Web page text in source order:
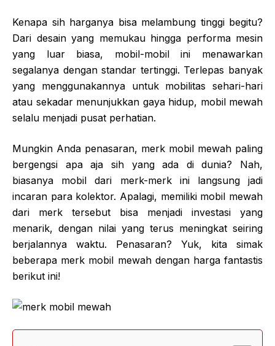
Kenapa sih harganya bisa melambung tinggi begitu?
Dari desain yang memukau hingga performa mesin
yang luar biasa, mobil-mobil ini menawarkan
segalanya dengan standar tertinggi. Terlepas banyak
yang menggunakannya untuk mobilitas sehari-hari
atau sekadar menunjukkan gaya hidup, mobil mewah
selalu menjadi pusat perhatian.
Mungkin Anda penasaran, merk mobil mewah paling
bergengsi apa aja sih yang ada di dunia? Nah,
biasanya mobil dari merk-merk ini langsung jadi
incaran para kolektor. Apalagi, memiliki mobil mewah
dari merk tersebut bisa menjadi investasi yang
menarik, dengan nilai yang terus meningkat seiring
berjalannya waktu. Penasaran? Yuk, kita simak
beberapa merk mobil mewah dengan harga fantastis
berikut ini!